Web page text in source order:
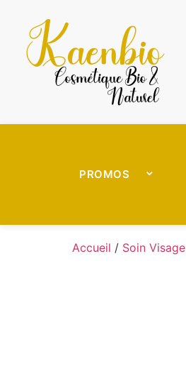
PROMOS
Accueil / Soin Visage